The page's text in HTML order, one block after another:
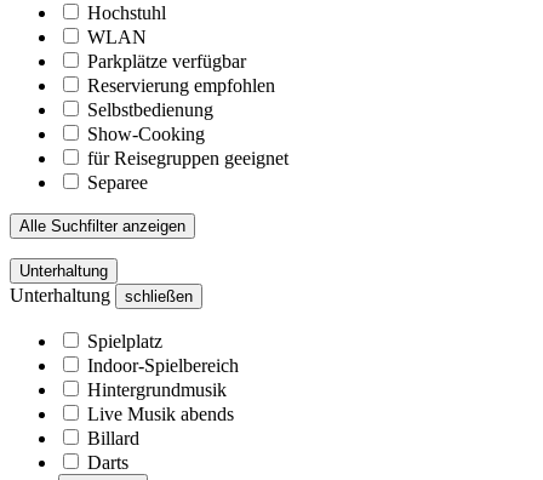
Hochstuhl
WLAN
Parkplätze verfügbar
Reservierung empfohlen
Selbstbedienung
Show-Cooking
für Reisegruppen geeignet
Separee
Alle Suchfilter anzeigen
Unterhaltung
Unterhaltung schließen
Spielplatz
Indoor-Spielbereich
Hintergrundmusik
Live Musik abends
Billard
Darts